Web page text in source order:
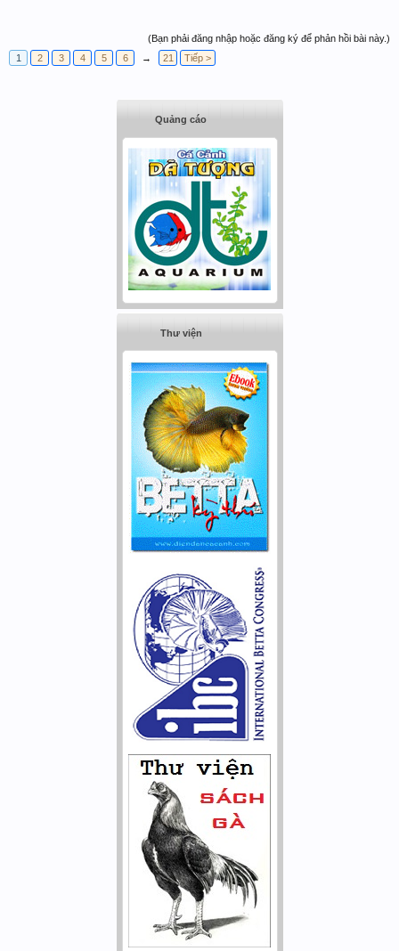
(Bạn phải đăng nhập hoặc đăng ký để phản hồi bài này.)
1
2 3 4 5 6 → 21 Tiếp >
Quảng cáo
Thư viện